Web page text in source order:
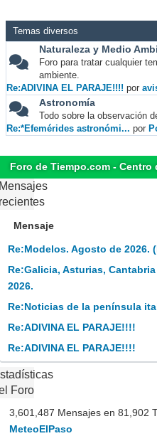
Temas diversos
Naturaleza y Medio
Foro para tratar cualquier
ambiente.
Re:ADIVINA EL PARAJE!!!! por
Astronomía
Todo sobre la observación
Re:*Efemérides astronómi... por
Foro de Tiempo.com - Centro
Mensaje
Re:Modelos. Agosto de 2026.
Re:Galicia, Asturias,
2026.
Re:Noticias de la península
Re:ADIVINA EL PARAJE!!!!
Re:ADIVINA EL PARAJE!!!!
Foro
3,601,487 Mensajes en 81,902
MeteoElPaso